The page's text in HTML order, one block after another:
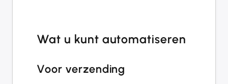
Wat u kunt automatiseren
Voor verzending